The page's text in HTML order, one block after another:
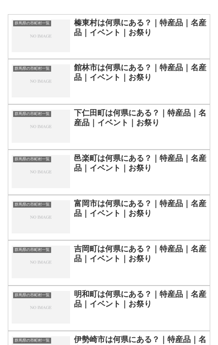
群馬県の市町村一覧
榛東村は何県にある？｜特産品｜名産
品｜イベント｜お祭り
群馬県の市町村一覧
館林市は何県にある？｜特産品｜名産
品｜イベント｜お祭り
群馬県の市町村一覧
下仁田町は何県にある？｜特産品｜名
産品｜イベント｜お祭り
群馬県の市町村一覧
邑楽町は何県にある？｜特産品｜名産
品｜イベント｜お祭り
群馬県の市町村一覧
富岡市は何県にある？｜特産品｜名産
品｜イベント｜お祭り
群馬県の市町村一覧
吉岡町は何県にある？｜特産品｜名産
品｜イベント｜お祭り
群馬県の市町村一覧
明和町は何県にある？｜特産品｜名産
品｜イベント｜お祭り
群馬県の市町村一覧
伊勢崎市は何県にある？｜特産品｜名